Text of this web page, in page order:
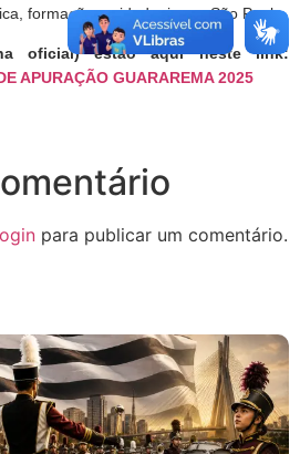
formação e cidadania em São Paulo.
oficial) estão aqui neste link:
APURAÇÃO GUARAREMA 2025
para publicar um comentário.